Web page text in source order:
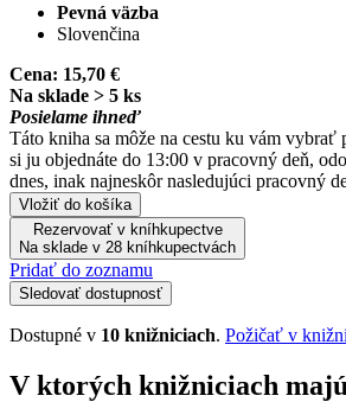
Pevná väzba
Slovenčina
Cena: 15,70 €
Na sklade > 5 ks
Posielame ihneď
Táto kniha sa môže na cestu ku vám
si ju objednáte do 13:00 v pracovný deň,
dnes, inak najneskôr nasledujúci pracovný
Vložiť do košíka
Rezervovať v kníhkupectve
Na sklade v 28 kníhkupectvách
Pridať do zoznamu
Sledovať dostupnosť
Dostupné v 10 knižniciach. Požičať v
V ktorých knižniciach